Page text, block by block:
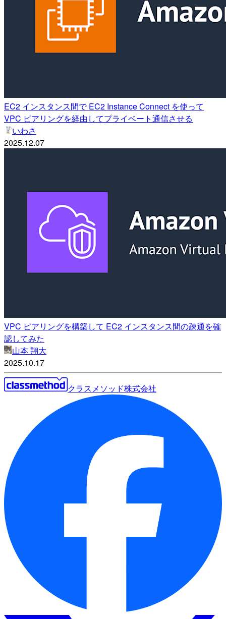
EC2 インスタンス間で EC2 Instance Connect を使って
VPC ピアリングを経由してプライベート通信させる
いわさ
2025.12.07
VPC ピアリングを構築して EC2 インスタンス間の疎通を確
認してみた
山本 翔大
2025.10.17
クラスメソッド株式会社